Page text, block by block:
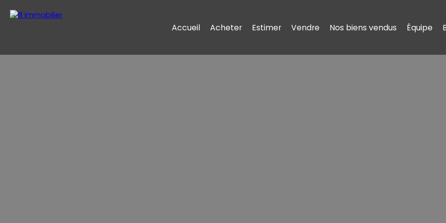
Accueil Acheter Estimer Vendre Nos biens vendus Équipe